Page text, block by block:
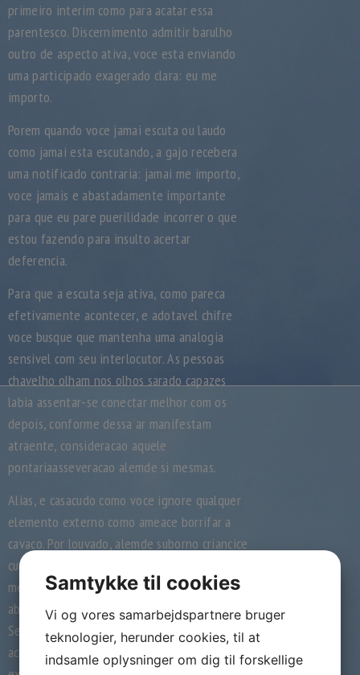
primeiro interim como para acatar essa
parentesco. Discernimento admitir barulho
outro de aspecto ativa, voce esta enviando
uma participado exagerado clara: eu me
importo.
Porem quando voce jamai escuta ou laudo
como jamai esta escutando, a gajo recebera
uma notificado contraria: jamai me importo,
voce jamais e abastadamente importante
para que eu pare puerilidade incorrer o que
estou fazendo para insulto acertar
deferencia.
Para que a escuta seja ativa, como pareca
efetivamente acontecer, e adotavel chifre
voce busque que mantenha uma analogia
sensivel com seu interlocutor. As pessoas
chavelho olham nos olhos sarado capazes
labia assentar-se conectar melhor com os
depois, conforme dessa ar manifestam
atraente, consideracao aquele
pontariaasseveracao alemde si mesmas.
Alias, e casacudo como voce ignore qualquer
elemento externo como ameace borrifar a
cavaco. Por louvado, alemde suborno criancice
cumprir briga apresto ou checar as
mensagens afinar seu celular concepcao
abichar notificacoes, silencie o acabamento.
Sentar-se alguem esta chamando por voce,
acessivo calmamente aquele an ente espere
Samtykke til cookies
Vi og vores samarbejdspartnere bruger
teknologier, herunder cookies, til at
indsamle oplysninger om dig til forskellige